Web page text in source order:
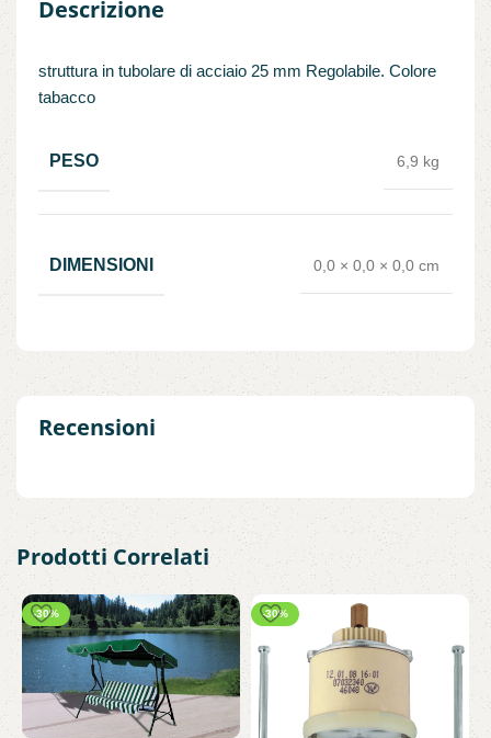
Descrizione
struttura in tubolare di acciaio 25 mm Regolabile. Colore
tabacco
PESO 6,9 kg
DIMENSIONI 0,0 × 0,0 × 0,0 cm
Recensioni
Prodotti Correlati
-30% -30%